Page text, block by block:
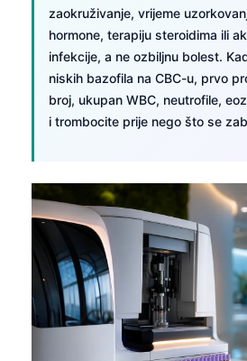
zaokruživanje, vrijeme
hormone, terapiju steroidima ili
infekcije, a ne ozbiljnu bolest.
niskih bazofila na CBC-u, prvo
broj, ukupan WBC, neutrofile,
i trombocite prije nego što se